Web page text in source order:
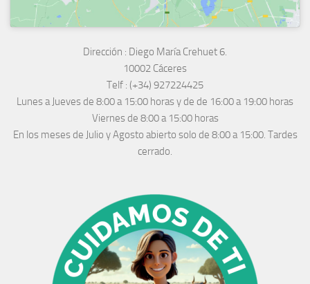
Dirección : Diego María Crehuet 6.
10002 Cáceres
Telf : (+34) 927224425
Lunes a Jueves de 8:00 a 15:00 horas y de de 16:00 a 19:00 horas
Viernes de 8:00 a 15:00 horas
En los meses de Julio y Agosto abierto solo de 8:00 a 15:00. Tardes
cerrado.